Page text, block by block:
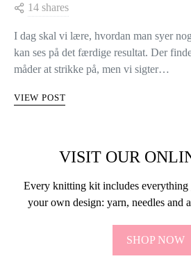
14 shares
I dag skal vi lære, hvordan man syer
kan ses på det færdige resultat. Der
måder at strikke på, men vi sigter…
VIEW POST
VISIT OUR
Every knitting kit includes
your own design: yarn, needles and
SHOP NOW